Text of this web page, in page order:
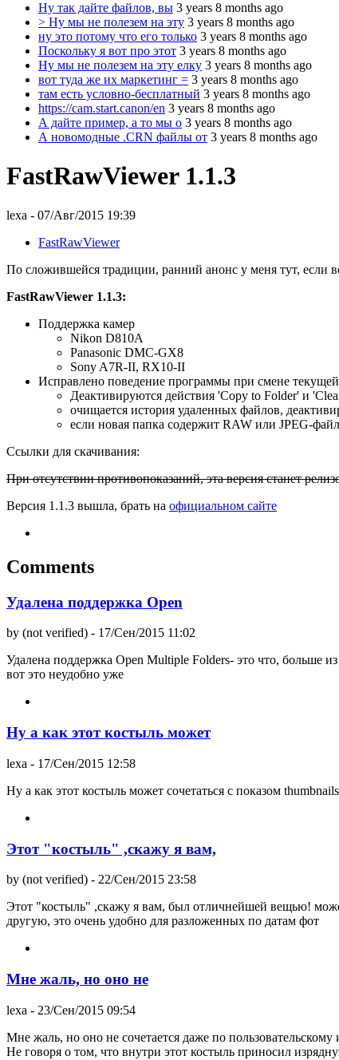
Ну так дайте файлов, вы 3 years 8 months ago
> Ну мы не полезем на эту 3 years 8 months ago
ну это потому что его только 3 years 8 months ago
Поскольку я вот про этот 3 years 8 months ago
Ну мы не полезем на эту елку 3 years 8 months ago
вот туда же их маркетинг = 3 years 8 months ago
там есть условно-бесплатный 3 years 8 months ago
https://cam.start.canon/en 3 years 8 months ago
А дайте пример, а то мы о 3 years 8 months ago
А новомодные .CRN файлы от 3 years 8 months ago
FastRawViewer 1.1.3
lexa - 07/Авг/2015 19:39
FastRawViewer
По сложившейся традиции, ранний анонс у меня тут, если
FastRawViewer 1.1.3:
Поддержка камер
Nikon D810A
Panasonic DMC-GX8
Sony A7R-II, RX10-II
Исправлено поведение программы при смене текущей
Деактивируются действия 'Copy to Folder' и
очищается история удаленных файлов,
если новая папка содержит RAW или JPEG-
Ссылки для скачивания:
При отсутствии противопоказаний, эта версия станет
Версия 1.1.3 вышла, брать на официальном сайте
Comments
Удалена поддержка Open
by (not verified) - 17/Сен/2015 11:02
Удалена поддержка Open Multiple Folders- это что, больше
вот это неудобно уже
Ну а как этот костыль может
lexa - 17/Сен/2015 12:58
Ну а как этот костыль может сочетаться с показом
Этот "костыль" ,скажу я вам,
by (not verified) - 22/Сен/2015 23:58
Этот "костыль" ,скажу я вам, был отличнейшей вещью!
другую, это очень удобно для разложенных по датам фот
Мне жаль, но оно не
lexa - 23/Сен/2015 09:54
Мне жаль, но оно не сочетается даже по пользовательскому
Не говоря о том, что внутри этот костыль приносил